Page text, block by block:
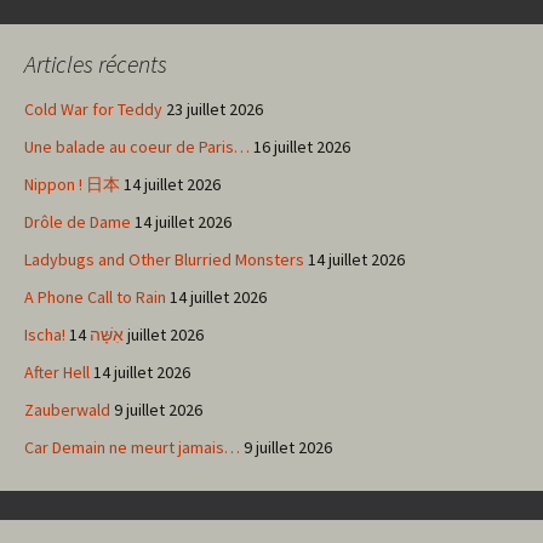
des
articles
Articles récents
Cold War for Teddy 23 juillet 2026
Une balade au coeur de Paris… 16 juillet 2026
Nippon ! 日本 14 juillet 2026
Drôle de Dame 14 juillet 2026
Ladybugs and Other Blurried Monsters 14 juillet 2026
A Phone Call to Rain 14 juillet 2026
Ischa! אִשָּׁה14 juillet 2026
After Hell14 juillet 2026
Zauberwald 9 juillet 2026
Car Demain ne meurt jamais… 9 juillet 2026